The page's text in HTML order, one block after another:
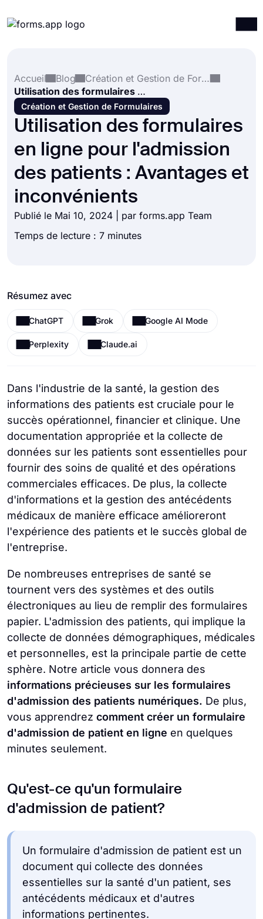
Intégrations
Modèles
Ressources
Tarification
Accueil
Blog
Création et Gestion de Formulaires
Utilisation des formulaires en ligne pour l'admission des patients : Avantages et inconvénients
Création et Gestion de Formulaires
Utilisation des formulaires
en ligne pour l'admission
des patients : Avantages et
inconvénients
Publié le Mai 10, 2024 | par forms.app Team
Temps de lecture : 7 minutes
Résumez avec
ChatGPT Grok Google AI Mode
Perplexity Claude.ai
Dans l'industrie de la santé, la gestion des
informations des patients est cruciale pour le
succès opérationnel, financier et clinique. Une
documentation appropriée et la collecte de
données sur les patients sont essentielles pour
fournir des soins de qualité et des opérations
commerciales efficaces. De plus, la collecte
d'informations et la gestion des antécédents
médicaux de manière efficace amélioreront
l'expérience des patients et le succès global de
l'entreprise.
De nombreuses entreprises de santé se
tournent vers des systèmes et des outils
électroniques au lieu de remplir des formulaires
papier. L'admission des patients, qui implique la
collecte de données démographiques, médicales
et personnelles, est la principale partie de cette
sphère. Notre article vous donnera des
informations précieuses sur les formulaires
d'admission des patients numériques. De plus,
vous apprendrez comment créer un formulaire
d'admission de patient en ligne en quelques
minutes seulement.
Qu'est-ce qu'un formulaire
d'admission de patient?
Un formulaire d'admission de patient est un
document qui collecte des données
essentielles sur la santé d'un patient, ses
antécédents médicaux et d'autres
informations pertinentes.